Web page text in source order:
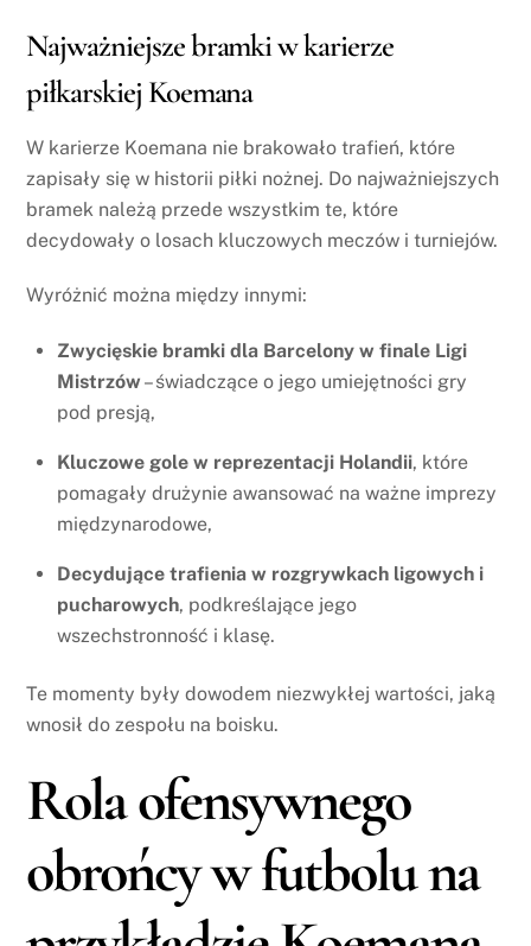
Najważniejsze bramki w karierze
piłkarskiej Koemana
W karierze Koemana nie brakowało trafień, które
zapisały się w historii piłki nożnej. Do najważniejszych
bramek należą przede wszystkim te, które
decydowały o losach kluczowych meczów i turniejów.
Wyróżnić można między innymi:
Zwycięskie bramki dla Barcelony w finale Ligi
Mistrzów – świadczące o jego umiejętności gry
pod presją,
Kluczowe gole w reprezentacji Holandii, które
pomagały drużynie awansować na ważne imprezy
międzynarodowe,
Decydujące trafienia w rozgrywkach ligowych i
pucharowych, podkreślające jego
wszechstronność i klasę.
Te momenty były dowodem niezwykłej wartości, jaką
wnosił do zespołu na boisku.
Rola ofensywnego
obrońcy w futbolu na